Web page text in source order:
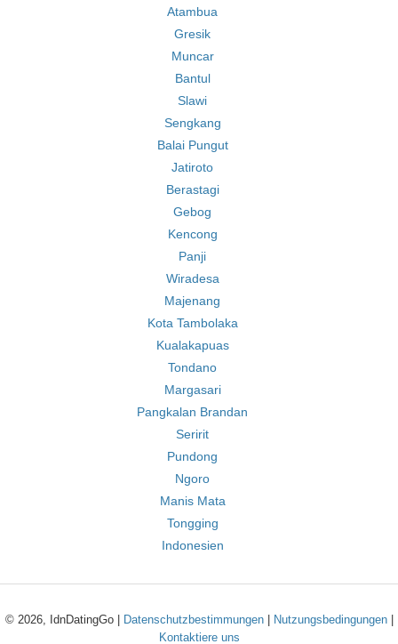
Atambua
Gresik
Muncar
Bantul
Slawi
Sengkang
Balai Pungut
Jatiroto
Berastagi
Gebog
Kencong
Panji
Wiradesa
Majenang
Kota Tambolaka
Kualakapuas
Tondano
Margasari
Pangkalan Brandan
Seririt
Pundong
Ngoro
Manis Mata
Tongging
Indonesien
© 2026, IdnDatingGo | Datenschutzbestimmungen| Nutzungsbedingungen|
Kontaktiere uns